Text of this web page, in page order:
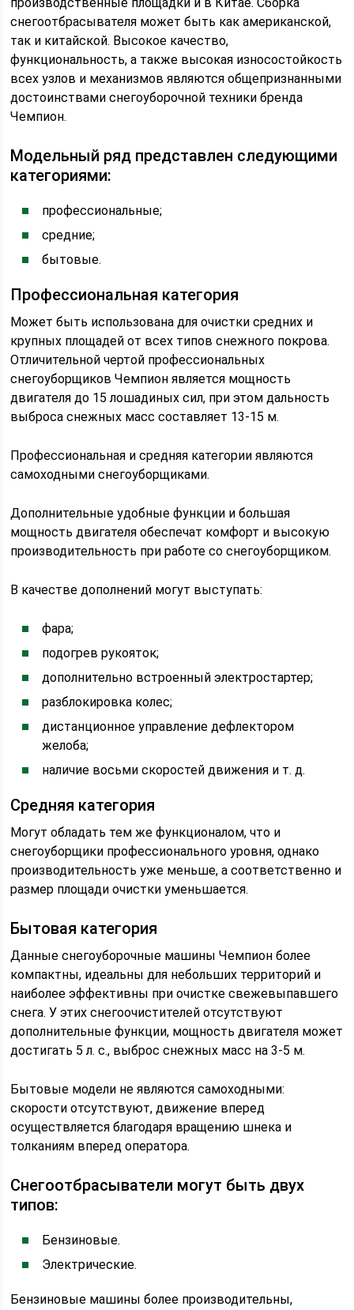
снегоотбрасывателя может быть как американской,
так и китайской. Высокое качество,
функциональность, а также высокая износостойкость
всех узлов и механизмов являются общепризнанными
достоинствами снегоуборочной техники бренда
Чемпион.
Модельный ряд представлен следующими
категориями:
профессиональные;
средние;
бытовые.
Профессиональная категория
Может быть использована для очистки средних и
крупных площадей от всех типов снежного покрова.
Отличительной чертой профессиональных
снегоуборщиков Чемпион является мощность
двигателя до 15 лошадиных сил, при этом дальность
выброса снежных масс составляет 13-15 м.
Профессиональная и средняя категории являются
самоходными снегоуборщиками.
Дополнительные удобные функции и большая
мощность двигателя обеспечат комфорт и высокую
производительность при работе со снегоуборщиком.
В качестве дополнений могут выступать:
фара;
подогрев рукояток;
дополнительно встроенный электростартер;
разблокировка колес;
дистанционное управление дефлектором
желоба;
наличие восьми скоростей движения и т. д.
Средняя категория
Могут обладать тем же функционалом, что и
снегоуборщики профессионального уровня, однако
производительность уже меньше, а соответственно и
размер площади очистки уменьшается.
Бытовая категория
Данные снегоуборочные машины Чемпион более
компактны, идеальны для небольших территорий и
наиболее эффективны при очистке свежевыпавшего
снега. У этих снегоочистителей отсутствуют
дополнительные функции, мощность двигателя может
достигать 5 л. с., выброс снежных масс на 3-5 м.
Бытовые модели не являются самоходными:
скорости отсутствуют, движение вперед
осуществляется благодаря вращению шнека и
толканиям вперед оператора.
Cнегоотбрасыватели могут быть двух
типов:
Бензиновые.
Электрические.
Бензиновые машины более производительны,